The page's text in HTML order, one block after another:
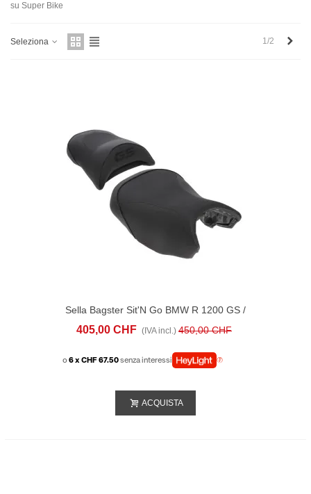
su Super Bike
Seleziona 1/2
Sella Bagster Sit'N Go BMW R 1200 GS /
R 1250 GS (2013-23) Nera
405,00 CHF (IVA incl.) 450,00 CHF
o6 x CHF 67.50senza interessi
ACQUISTA